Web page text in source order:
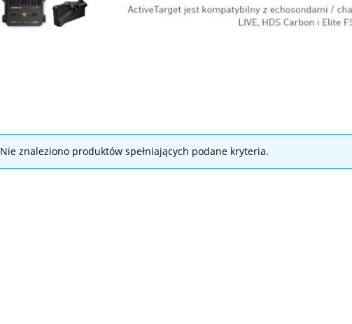
Nie znaleziono produktów spełniających podane kryteria.